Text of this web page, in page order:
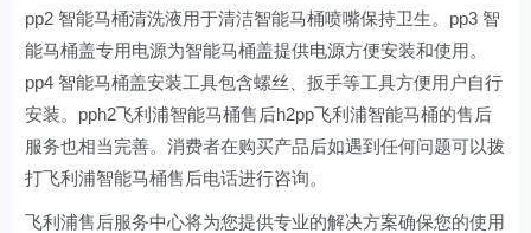
pp2 智能马桶清洗液用于清洁智能马桶喷嘴保持卫生。pp3 智
能马桶盖专用电源为智能马桶盖提供电源方便安装和使用。
pp4 智能马桶盖安装工具包含螺丝、扳手等工具方便用户自行
安装。pph2飞利浦智能马桶售后h2pp飞利浦智能马桶的售后
服务也相当完善。消费者在购买产品后如遇到任何问题可以拨
打飞利浦智能马桶售后电话进行咨询。
飞利浦售后服务中心将为您提供专业的解决方案确保您的使用